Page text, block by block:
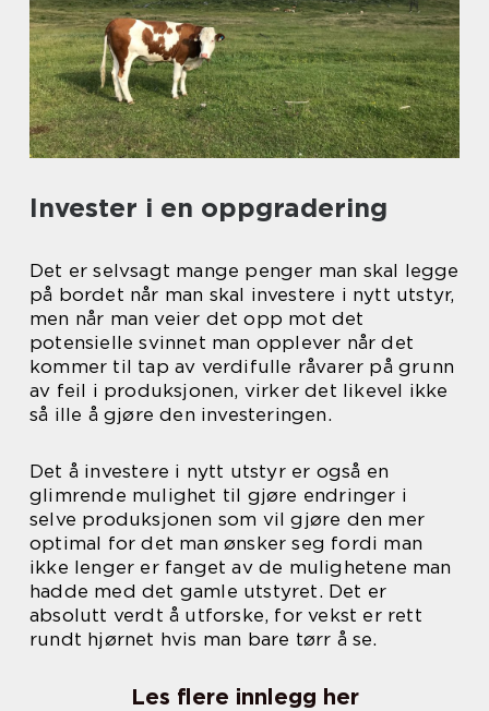
Invester i en oppgradering
Det er selvsagt mange penger man skal legge
på bordet når man skal investere i nytt utstyr,
men når man veier det opp mot det
potensielle svinnet man opplever når det
kommer til tap av verdifulle råvarer på grunn
av feil i produksjonen, virker det likevel ikke
så ille å gjøre den investeringen.
Det å investere i nytt utstyr er også en
glimrende mulighet til gjøre endringer i
selve produksjonen som vil gjøre den mer
optimal for det man ønsker seg fordi man
ikke lenger er fanget av de mulighetene man
hadde med det gamle utstyret. Det er
absolutt verdt å utforske, for vekst er rett
rundt hjørnet hvis man bare tørr å se.
Les flere innlegg her